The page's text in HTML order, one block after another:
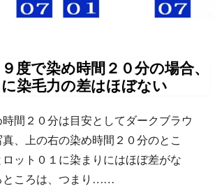
度で染め時間２０分の場合、
染毛力の差はほぼない
間２０分は目安としてダークブラウ
、上の右の染め時間２０分のとこ
ット０１に染まりにはほぼ差がな
ところは、つまり……